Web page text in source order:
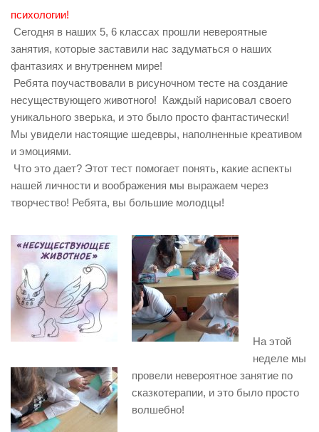
психологии!
Сегодня в наших 5, 6 классах прошли невероятные
занятия, которые заставили нас задуматься о наших
фантазиях и внутреннем мире!
Ребята поучаствовали в рисуночном тесте на создание
несуществующего животного! Каждый нарисовал своего
уникального зверька, и это было просто фантастически!
Мы увидели настоящие шедевры, наполненные креативом
и эмоциями.
Что это дает? Этот тест помогает понять, какие аспекты
нашей личности и воображения мы выражаем через
творчество! Ребята, вы большие молодцы!
На этой
неделе мы
провели невероятное занятие по
сказкотерапии, и это было просто
волшебно!